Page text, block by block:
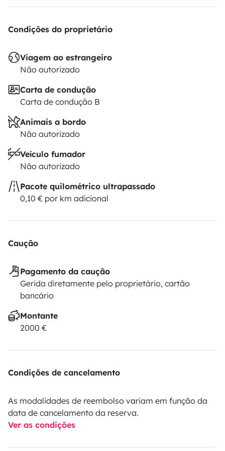
Condições do proprietário
Viagem ao estrangeiro
Não autorizado
Carta de condução
Carta de condução B
Animais a bordo
Não autorizado
Veículo fumador
Não autorizado
Pacote quilométrico ultrapassado
0,10 € por km adicional
Caução
Pagamento da caução
Gerida diretamente pelo proprietário, cartão
bancário
Montante
2000 €
Condições de cancelamento
As modalidades de reembolso variam em função da
data de cancelamento da reserva.
Ver as condições